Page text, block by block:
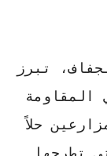
تبرز
المقاومة
حلاً
تطرحها